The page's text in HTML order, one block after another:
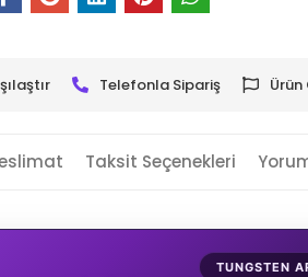
Telefonla Sipariş Ürün
Taksit Seçenekleri
TUNGSTEN